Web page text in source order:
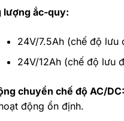
lượng ắc-quy:
24V/7.5Ah (chế độ lưu
24V/12Ah (chế độ lưu
chuyển chế độ AC/DC:
động ổn định.